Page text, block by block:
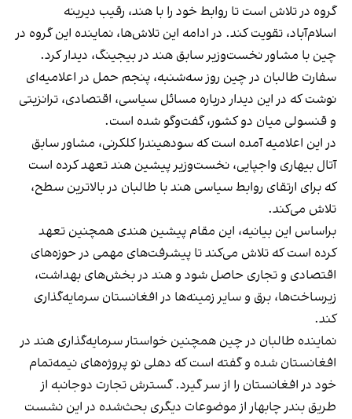
گروه در تلاش است تا روابط خود را با هند، رقیب دیرینه
اسلام‌آباد، تقویت کند. در ادامه این تلاش‌ها، نماینده این گروه در
چین با مشاور نخست‌وزیر سابق هند در بیجینگ، دیدار کرد.
سفارت طالبان در چین روز سه‌شنبه، پنجم حمل در اعلامیه‌ای
نوشت که در این دیدار درباره مسائل سیاسی، اقتصادی، ترانزیتی
و قنسولی میان دو کشور، گفت‌وگو شده است.
در این اعلامیه آمده است که سودهیندرا کلکرنی، مشاور سابق
آتال بیهاری واجپایی، نخست‌وزیر پیشین هند تعهد کرده است
که برای ارتقای روابط سیاسی هند با طالبان در بالاترین سطح،
تلاش می‌کند.
براساس این بیانیه، این مقام پیشین هندی همچنین تعهد
کرده است که تلاش می‌کند تا پیشرفت‌های مهمی در حوزه‌های
اقتصادی و تجاری حاصل شود و هند در بخش‌های بهداشت،
زیرساخت‌ها، برق و سایر زمینه‌ها در افغانستان سرمایه‌گذاری
کند.
نماینده طالبان در چین همچنین خواستار سرمایه‌گذاری هند در
افغانستان شده و گفته است که دهلی نو پروژه‌های نیمه‌تمام
خود در افغانستان را از سر گیرد. گسترش تجارت دوجانبه از
طریق بندر چابهار از موضوعات دیگری بحث‌شده در این نشست